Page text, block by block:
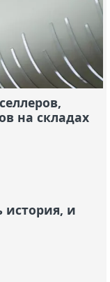
на складах
история, и